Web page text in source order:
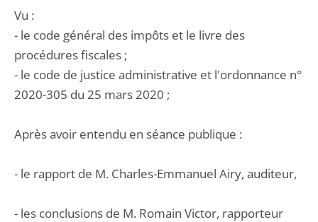
Vu :
- le code général des impôts et le livre des
procédures fiscales ;
- le code de justice administrative et l'ordonnance n°
2020-305 du 25 mars 2020 ;
Après avoir entendu en séance publique :
- le rapport de M. Charles-Emmanuel Airy, auditeur,
- les conclusions de M. Romain Victor, rapporteur